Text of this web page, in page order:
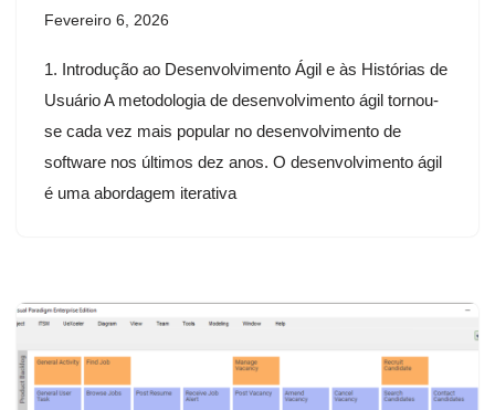
Fevereiro 6, 2026
1. Introdução ao Desenvolvimento Ágil e às Histórias de
Usuário A metodologia de desenvolvimento ágil tornou-
se cada vez mais popular no desenvolvimento de
software nos últimos dez anos. O desenvolvimento ágil
é uma abordagem iterativa